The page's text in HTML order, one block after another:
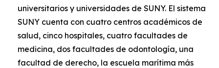
universitarios y universidades de SUNY. El sistema
SUNY cuenta con cuatro centros académicos de
salud, cinco hospitales, cuatro facultades de
medicina, dos facultades de odontología, una
facultad de derecho, la escuela marítima más